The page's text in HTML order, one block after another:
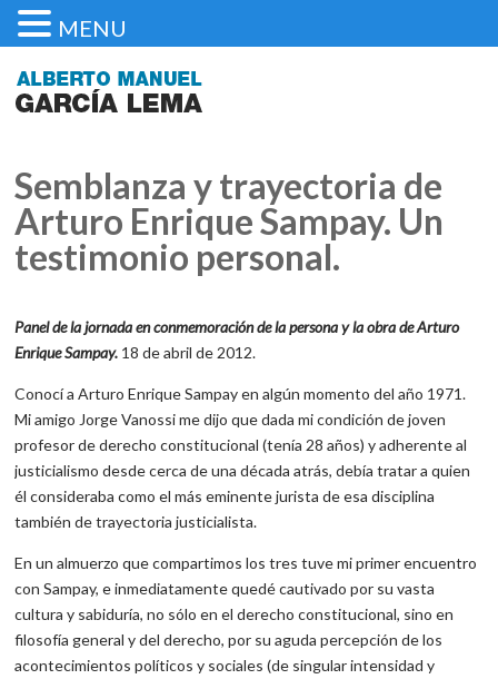
Semblanza y trayectoria de
Arturo Enrique Sampay. Un
testimonio personal.
Panel de la jornada en conmemoración de la persona y la obra de Arturo
Enrique Sampay. 18 de abril de 2012.
Conocí a Arturo Enrique Sampay en algún momento del año 1971.
Mi amigo Jorge Vanossi me dijo que dada mi condición de joven
profesor de derecho constitucional (tenía 28 años) y adherente al
justicialismo desde cerca de una década atrás, debía tratar a quien
él consideraba como el más eminente jurista de esa disciplina
también de trayectoria justicialista.
En un almuerzo que compartimos los tres tuve mi primer encuentro
con Sampay, e inmediatamente quedé cautivado por su vasta
cultura y sabiduría, no sólo en el derecho constitucional, sino en
filosofía general y del derecho, por su aguda percepción de los
acontecimientos políticos y sociales (de singular intensidad y
MENU